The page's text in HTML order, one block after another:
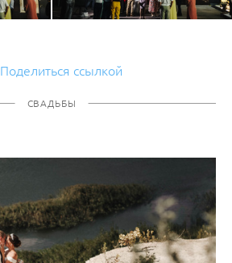
Поделиться ссылкой
СВАДЬБЫ